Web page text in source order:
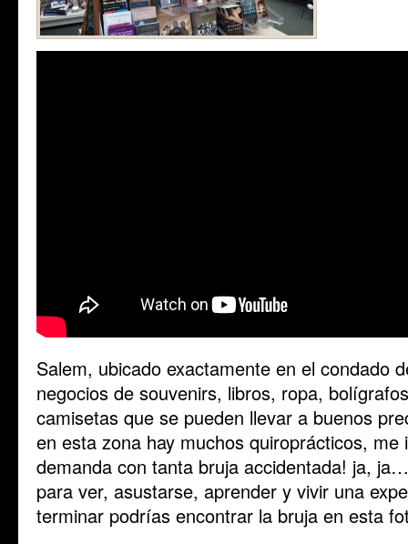
Salem, ubicado exactamente en el condado
negocios de souvenirs, libros, ropa,
camisetas que se pueden llevar a buenos
en esta zona hay muchos quiroprácticos, me
demanda con tanta bruja accidentada! ja,
para ver, asustarse, aprender y vivir una
terminar podrías encontrar la bruja en esta